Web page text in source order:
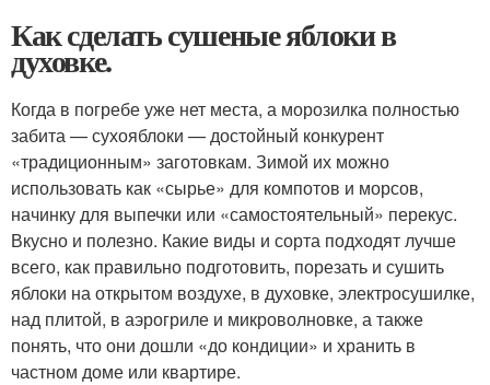
Как сделать сушеные яблоки в
духовке.
Когда в погребе уже нет места, а морозилка полностью
забита — сухояблоки — достойный конкурент
«традиционным» заготовкам. Зимой их можно
использовать как «сырье» для компотов и морсов,
начинку для выпечки или «самостоятельный» перекус.
Вкусно и полезно. Какие виды и сорта подходят лучше
всего, как правильно подготовить, порезать и сушить
яблоки на открытом воздухе, в духовке, электросушилке,
над плитой, в аэрогриле и микроволновке, а также
понять, что они дошли «до кондиции» и хранить в
частном доме или квартире.